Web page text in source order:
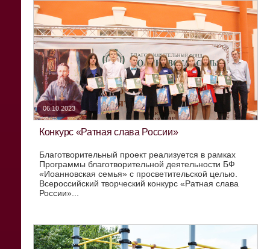
06.10.2023
Конкурс «Ратная слава России»
Благотворительный проект реализуется в рамках
Программы благотворительной деятельности БФ
«Иоанновская семья» с просветительской целью.
Всероссийский творческий конкурс «Ратная слава
России»...